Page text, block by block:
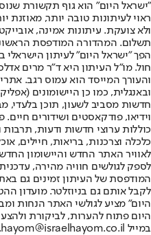
"ישראל היום" הוא גוף תקשורת
ראוי לעיתונות טובה יותר, מאוזנת
ולא צועקת. עיתונות אמינה,
הפך "ישראל היום" לעיתון
חול. מו"ל העיתון היא ד"ר מרים
והעורך המייסד הוא עמוס רגב.
חדשות מסביב לשעון, תוכן בלעדי,
וידיאו, פודקאסטים ושידורים
כוללות ערוצי חדשות ודעות, תרבות
לאוויר האתר החדש והיישומון
לספק לגולשים חוויה מהירה,
המודפסת של העיתון זמינים גם
לקבל אותם גם בניוזלטר. מועדון
היום" מציע לגולשי האתר הנחות
היום פתוח להערות, לביקורת
במייל hayom@israelhayom.co.il.